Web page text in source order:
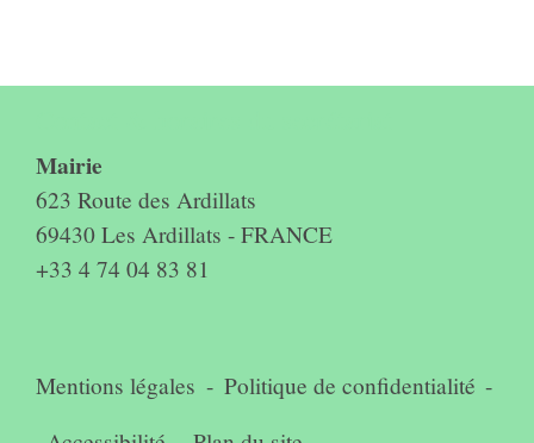
Mairie
623 Route des Ardillats
69430 Les Ardillats - FRANCE
+33 4 74 04 83 81
Mentions légales - Politique de confidentialité -